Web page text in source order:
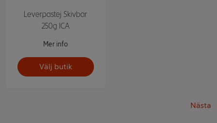
Leverpastej Skivbar
250g ICA
Mer info
Välj butik
Nästa